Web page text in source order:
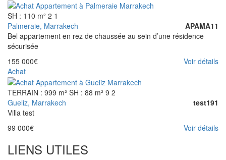
SH : 110 m² 2 1
Palmeraie, Marrakech
APAMA11
Bel appartement en rez de chaussée au sein d’une résidence
sécurisée
155 000€
Voir détails
Achat
TERRAIN : 999 m² SH : 88 m² 9 2
Gueliz, Marrakech
test191
Villa test
99 000€
Voir détails
LIENS UTILES